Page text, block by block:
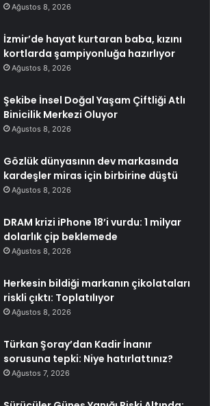
Ağustos 8, 2026
İzmir’de hayat kurtaran baba, kızını
kortlarda şampiyonluğa hazırlıyor
Ağustos 8, 2026
Şekibe İnsel Doğal Yaşam Çiftliği Atlı
Binicilik Merkezi Oluyor
Ağustos 8, 2026
Gözlük dünyasının dev markasında
kardeşler miras için birbirine düştü
Ağustos 8, 2026
DRAM krizi iPhone 18’i vurdu: 1 milyar
dolarlık çip beklemede
Ağustos 8, 2026
Herkesin bildiği markanın çikolataları
riskli çıktı: Toplatılıyor
Ağustos 8, 2026
Türkan Şoray’dan Kadir İnanır
sorusuna tepki: Niye hatırlattınız?
Ağustos 7, 2026